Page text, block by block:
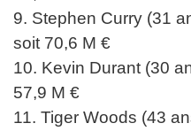
9. Stephen Curry (31
soit 70,6 M €
10. Kevin Durant (30
57,9 M €
11. Tiger Woods (43